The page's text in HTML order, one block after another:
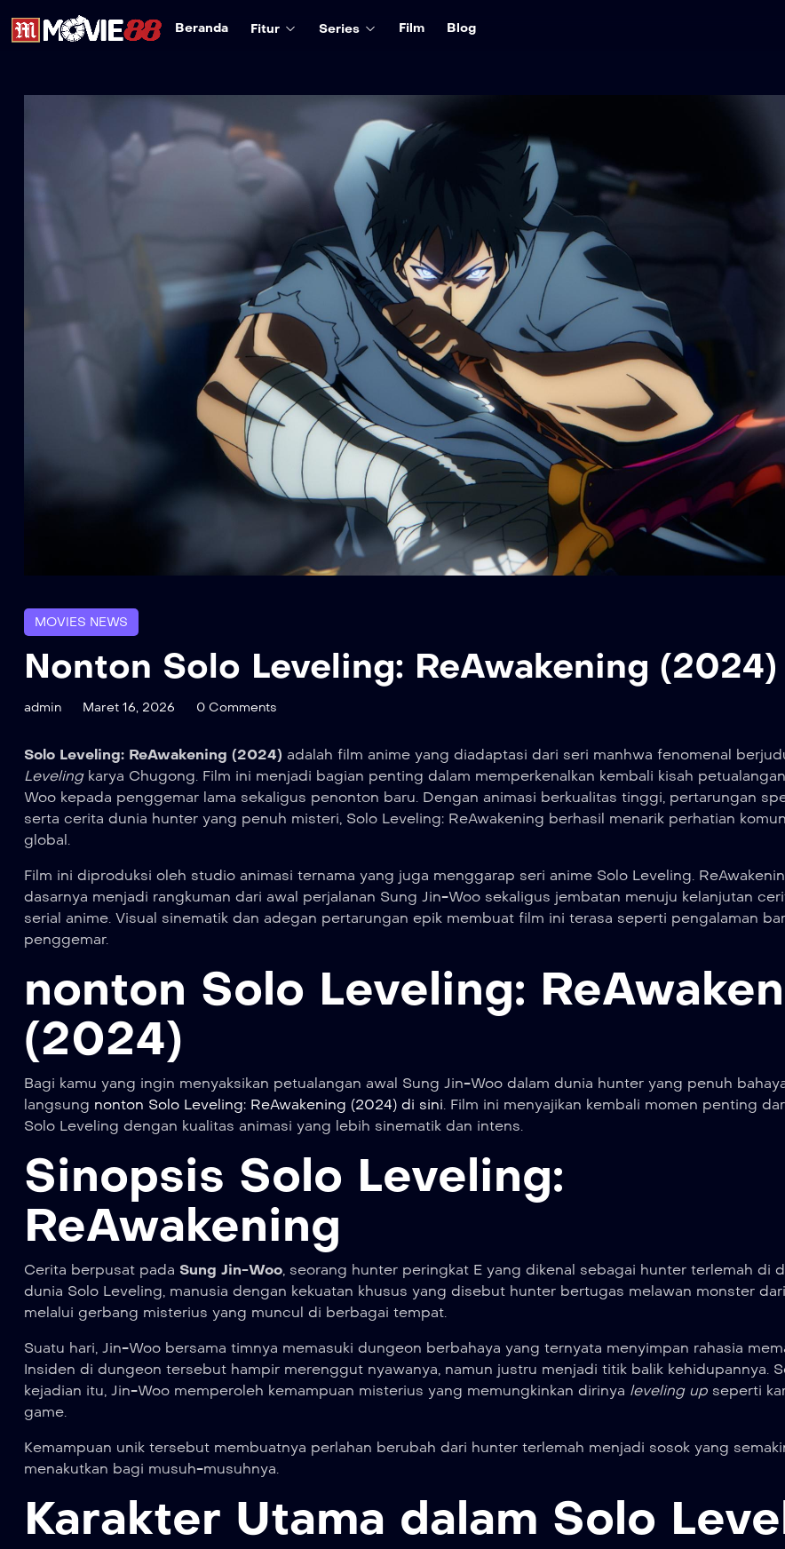
Beranda Fitur Series Film Blog
MOVIES NEWS
Nonton Solo Leveling: ReAwakening (2024)
admin Maret 16, 2026 0 Comments
Solo Leveling: ReAwakening (2024) adalah film anime yang diadaptasi dari seri manhwa fenomenal
Levelingkarya Chugong. Film ini menjadi bagian penting dalam memperkenalkan kembali kisah
Woo kepada penggemar lama sekaligus penonton baru. Dengan animasi berkualitas tinggi, pertarungan
serta cerita dunia hunter yang penuh misteri, Solo Leveling: ReAwakening berhasil menarik perhatian
global.
Film ini diproduksi oleh studio animasi ternama yang juga menggarap seri anime Solo Leveling.
dasarnya menjadi rangkuman dari awal perjalanan Sung Jin-Woo sekaligus jembatan menuju kelanjutan
serial anime. Visual sinematik dan adegan pertarungan epik membuat film ini terasa seperti pengalaman
penggemar.
nonton Solo Leveling:
(2024)
Bagi kamu yang ingin menyaksikan petualangan awal Sung Jin-Woo dalam dunia hunter yang penuh
langsung nonton Solo Leveling: ReAwakening (2024) di sini. Film ini menyajikan kembali momen penting
Solo Leveling dengan kualitas animasi yang lebih sinematik dan intens.
Sinopsis Solo Leveling:
ReAwakening
Cerita berpusat pada Sung Jin-Woo, seorang hunter peringkat E yang dikenal sebagai hunter terlemah di
dunia Solo Leveling, manusia dengan kekuatan khusus yang disebut hunter bertugas melawan monster
melalui gerbang misterius yang muncul di berbagai tempat.
Suatu hari, Jin-Woo bersama timnya memasuki dungeon berbahaya yang ternyata menyimpan rahasia
Insiden di dungeon tersebut hampir merenggut nyawanya, namun justru menjadi titik balik kehidupannya.
kejadian itu, Jin-Woo memperoleh kemampuan misterius yang memungkinkan dirinya leveling up seperti
game.
Kemampuan unik tersebut membuatnya perlahan berubah dari hunter terlemah menjadi sosok yang
menakutkan bagi musuh-musuhnya.
Karakter Utama dalam Solo